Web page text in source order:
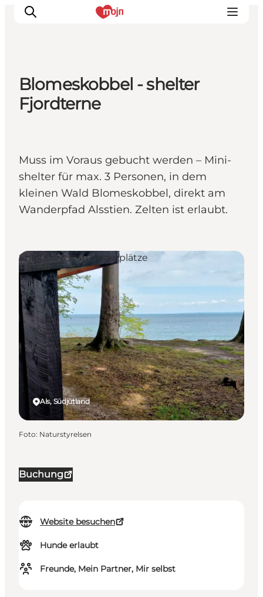
Erlebnisse
Städte und Regionen
Plane deine Reise
Booking
Blomeskobbel - shelter
Fjordterne
Muss im Voraus gebucht werden – Mini-
shelter für max. 3 Personen, in dem
kleinen Wald Blomeskobbel, direkt am
Wanderpfad Alsstien. Zelten ist erlaubt.
Buchung
Website besuchen
Hunde erlaubt
Freunde, Mein Partner, Mir selbst
Als, Südjütland
Shelters & Naturlagerplätze
Foto: Naturstyrelsen